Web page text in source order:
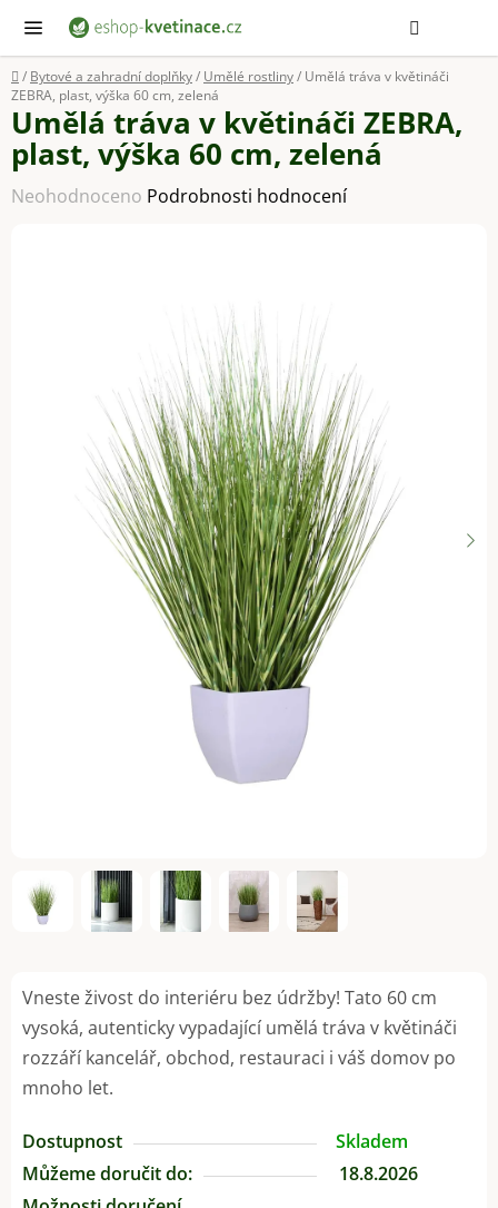
obsah
Domů
/ Bytové a zahradní doplňky/ Umělé rostliny/ Umělá tráva v květináči
ZEBRA, plast, výška 60 cm, zelená
Vneste živost do interiéru bez údržby! Tato 60 cm
vysoká, autenticky vypadající umělá tráva v květináči
rozzáří kancelář, obchod, restauraci i váš domov po
mnoho let.
Dostupnost
Skladem
Můžeme doručit do:
18.8.2026
Umělá tráva v květináči ZEBRA,
plast, výška 60 cm, zelená
Průměrné
Neohodnoceno Podrobnosti hodnocení